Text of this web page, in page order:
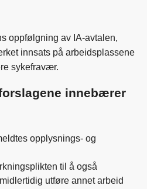
oppfølgning av IA-avtalen,
innsats på arbeidsplassene
sykefravær.
innebærer
opplysnings- og
til å også
utføre annet arbeid